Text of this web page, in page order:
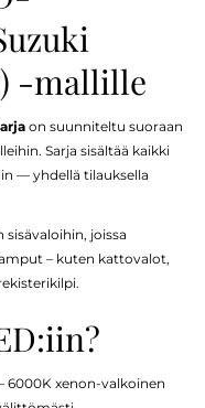
-mallille
on suunniteltu suoraan
Sarja sisältää kaikki
— yhdellä tilauksella
joissa
– kuten kattovalot,
6000K xenon-valkoinen